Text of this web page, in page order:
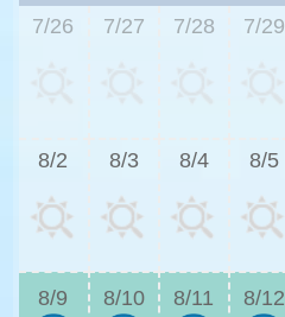
7/26
7/27 7/28 7/29
8/2 8/3 8/4 8/5
8/9 8/10 8/11 8/12